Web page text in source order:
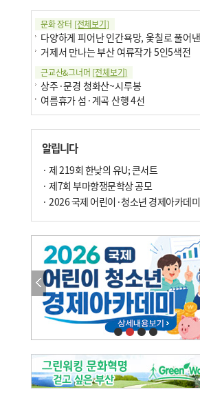
문화 장터 [전체보기]
거제서 만나는 부산 여류작가 5인5색전
근교산&그너머 [전체보기]
상주·문경 청화산~시루봉
여름휴가 섬·계곡 산행 4선
알립니다
· 제 219회 한낮의 유U; 콘서트
· 제7회 부마항쟁문학상 공모
· 2026 국제 어린이·청소년 경제아카데미